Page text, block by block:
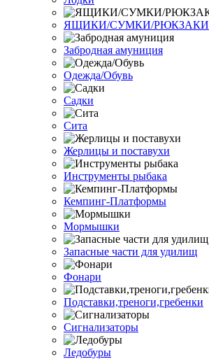
ЯЩИКИ/СУМКИ/РЮКЗАКИ
Забродная амуниция
Одежда/Обувь
Садки
Сита
Жерлицы и поставухи
Инструменты рыбака
Кемпинг-Платформы
Мормышки
Запасные части для удилищ
Фонари
Подставки,треноги,гребенки
Сигнализаторы
Ледобуры